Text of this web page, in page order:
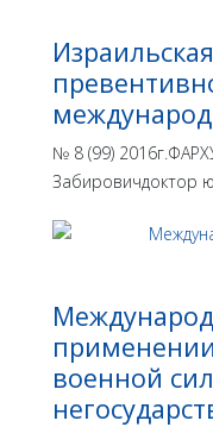
№ 8 (99)
Забировичдоктор
военной